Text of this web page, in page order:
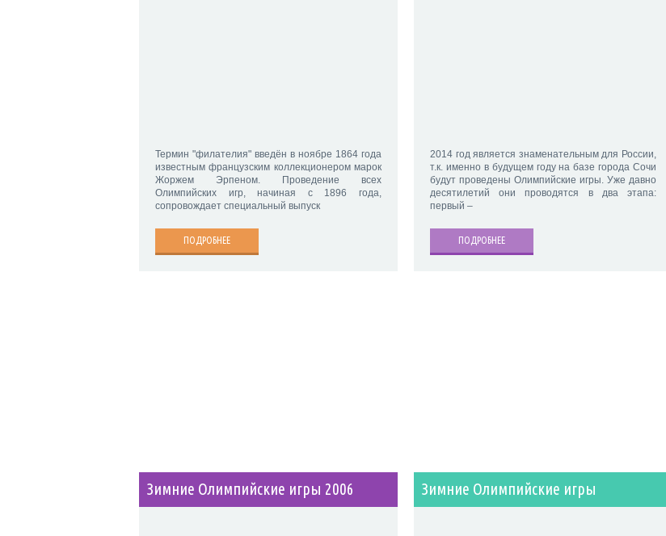
Термин "филателия" введён в ноябре 1864 года
известным французским коллекционером марок
Жоржем Эрпеном. Проведение всех
Олимпийских игр, начиная с 1896 года,
сопровождает специальный выпуск
ПОДРОБНЕЕ
2014 год является знаменательным для России,
т.к. именно в будущем году на базе города Сочи
будут проведены Олимпийские игры. Уже давно
десятилетий они проводятся в два этапа:
первый –
ПОДРОБНЕЕ
Зимние Олимпийские игры 2006 Зимние Олимпийские игры